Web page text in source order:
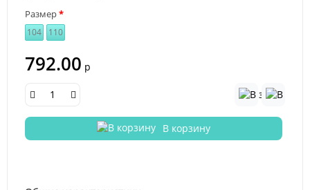
Размер
104 110
792.00 р
В корзину